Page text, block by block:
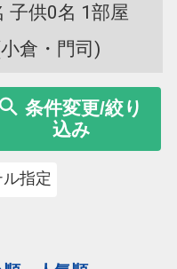
子供0名 1部屋
倉・門司)
条件変更/絞り
込み
指定